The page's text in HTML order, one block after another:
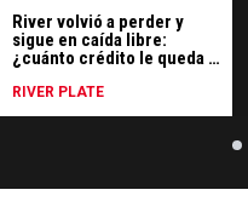
River volvió a perder y
sigue en caída libre:
¿cuánto crédito le queda a
RIVER PLATE